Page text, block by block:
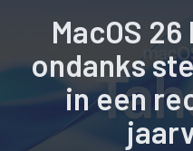
MacOS
ondanks
in een